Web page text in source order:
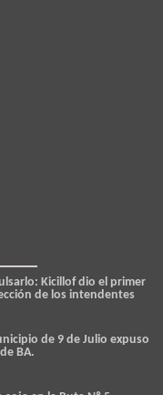
Kicillof dio el primer
de los intendentes
de 9 de Julio expuso
BA.